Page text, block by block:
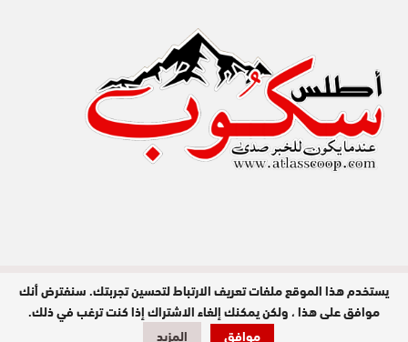
مدير النشر : عبد الله عزي / جميع الحقوق
محفوظة © 2026
تصميم وبرمجة
يستخدم هذا الموقع ملفات تعريف الارتباط لتحسين تجربتك. سنفترض أنك
موافق على هذا ، ولكن يمكنك إلغاء الاشتراك إذا كنت ترغب في ذلك.
موافق
المزيد